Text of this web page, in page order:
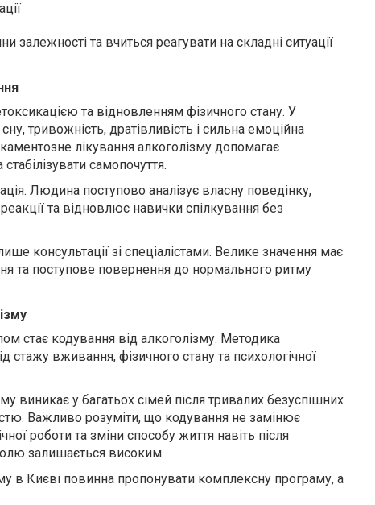
та вчиться реагувати на складні ситуації
та відновленням фізичного стану. У
тривожність, дратівливість і сильна емоційна
лікування алкоголізму допомагає
самопочуття.
Людина поступово аналізує власну поведінку,
та відновлює навички спілкування без
консультації зі спеціалістами. Велике значення має
та поступове повернення до нормального ритму
стає кодування від алкоголізму. Методика
стажу вживання, фізичного стану та психологічної
виникає у багатьох сімей після тривалих безуспішних
Важливо розуміти, що кодування не замінює
роботи та зміни способу життя навіть після
залишається високим.
в Києві повинна пропонувати комплексну програму, а